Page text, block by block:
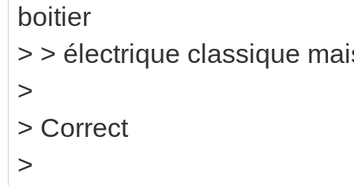
boitier
> > électrique classique
>
> Correct
>